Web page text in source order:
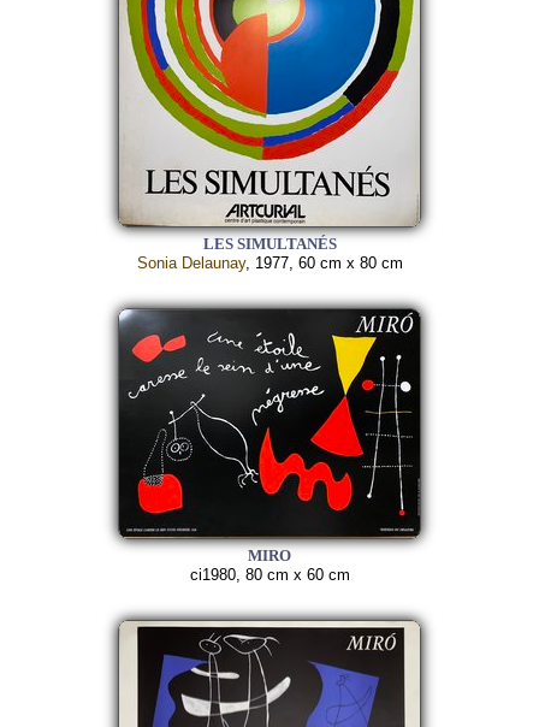
LES SIMULTANÉS
Sonia Delaunay, 1977, 60 cm x 80 cm
MIRO
ci1980, 80 cm x 60 cm